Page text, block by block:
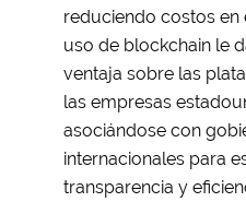
reduciendo costos
uso de blockchain le
ventaja sobre las
las empresas
asociándose con
internacionales para
transparencia y